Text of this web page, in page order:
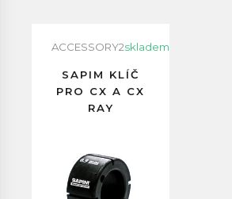
ACCESSORY2skladem
SAPIM KLÍČ
PRO CX A CX
RAY